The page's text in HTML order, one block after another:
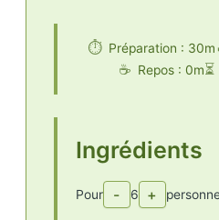
Préparation : 30m
Repos : 0m
Ingrédients
Pour - 6 +